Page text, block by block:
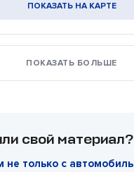
ПОКАЗАТЬ НА КАРТЕ
ПОКАЗАТЬ БОЛЬШЕ
свой материал?
не только с